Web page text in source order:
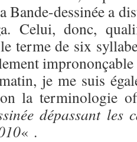
Bande-dessinée a
Celui, donc,
terme de six
imprononçable
je me suis
la terminologie
dépassant les
« .